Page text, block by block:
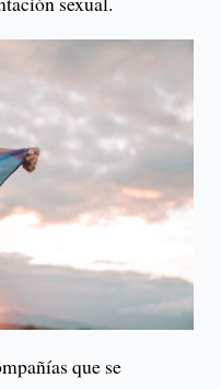
que se